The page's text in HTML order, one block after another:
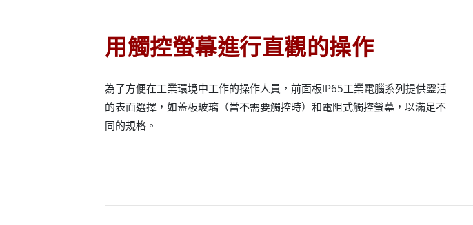
用觸控螢幕進行直觀的操作
為了方便在工業環境中工作的操作人員，前面板IP65工業電腦系列提供靈活
的表面選擇，如蓋板玻璃（當不需要觸控時）和電阻式觸控螢幕，以滿足不
同的規格。